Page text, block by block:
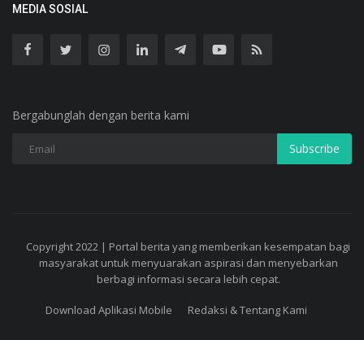
MEDIA SOSIAL
Bergabunglah dengan berita kami
Subscribe
Copyright 2022 | Portal berita yang memberikan kesempatan bagi
masyarakat untuk menyuarakan aspirasi dan menyebarkan
berbagi informasi secara lebih cepat.
Download Aplikasi Mobile Redaksi & Tentang Kami